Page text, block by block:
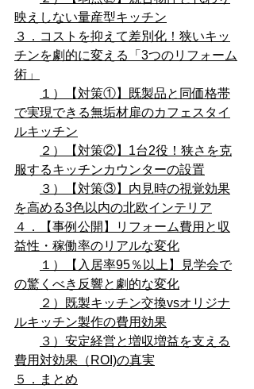
映えしない量産型キッチン
３．コストを抑えて差別化！狭いキッ
チンを劇的に変える「3つのリフォーム
術」
１）【対策①】既製品と同価格帯
で実現できる無垢材扉のカフェスタイ
ルキッチン
２）【対策②】1台2役！狭さを克
服するキッチンカウンターの設置
３）【対策③】内見時の視覚効果
を高める3色以内の北欧インテリア
４．【事例公開】リフォーム費用と収
益性・稼働率のリアルな変化
１）【入居率95％以上】見学会で
の驚くべき反響と劇的な変化
２）既製キッチン交換vsオリジナ
ルキッチン製作の費用効果
３）安定経営と増収増益を支える
費用対効果（ROI)の真実
５．まとめ